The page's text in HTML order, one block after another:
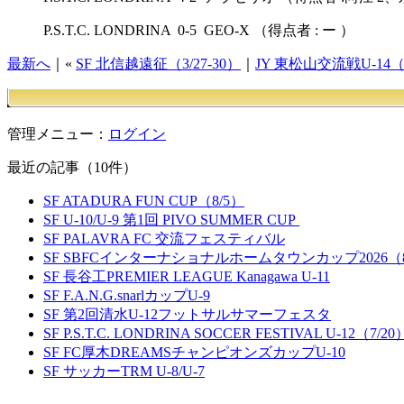
P.S.T.C. LONDRINA 0-5 GEO-X （得点者 : ー ）
最新へ ｜« SF 北信越遠征（3/27-30） JY 東松山交流戦U-14（
管理メニュー： ログイン
最近の記事（10件）
SF ATADURA FUN CUP（8/5）
SF U-10/U-9 第1回 PIVO SUMMER CUP
SF PALAVRA FC 交流フェスティバル
SF SBFCインターナショナルホームタウンカップ2026（
SF 長谷工PREMIER LEAGUE Kanagawa U-11
SF F.A.N.G.snarlカップU-9
SF 第2回清水U-12フットサルサマーフェスタ
SF P.S.T.C. LONDRINA SOCCER FESTIVAL U-12（7/20）
SF FC厚木DREAMSチャンピオンズカップU-10
SF サッカーTRM U-8/U-7